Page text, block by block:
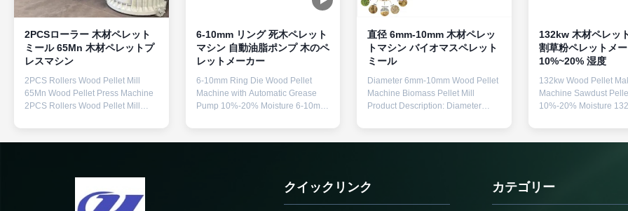
2PCSローラー 木材ペレット
ミール 65Mn 木材ペレットプ
レスマシン
2PCS Rollers Wood Pellet Mill
65Mn Wood Pellet Press Machine
2PCS Rollers Wood Pellet Mill
Product Description: Wood Pellet
Machine is an ideal choice for
Dimension(L*W*H):
2520x1500x1770mm, high-quality
6-10mm リング 死木ペレット
マシン 自動油脂ポンプ 木のペ
レットメーカー
6-10mm Ring Die Wood Pellet
Machine with Automatic Grease
Pump 10%-20% Moisture 6-10mm
with Automatic Grease Pump
10%-20% Moisture Product
specially designed for making
wood pellets from various biomass
materials such as grass, rice husk,
直径 6mm-10mm 木材ペレッ
トマシン バイオマスペレット
ミール
Diameter 6mm-10mm Wood Pellet
Machine Biomass Pellet Mill
Product Description: Diameter
Biomass Pellet Mill has a
reasonable structure, stable
part, transmission part, granulation
pressure wheel), automatic
132kw 木材ペレッ
割草粉ペレットメ
10%~20% 湿度
132kw Wood Pellet
Machine Sawdust
10%-20% Moisture
Pellet Maker 10%-
Product Description:
Machine From
Sawdust Into Pellets is
with a vertical ring die
an automatic grease
クイックリンク カテゴリー